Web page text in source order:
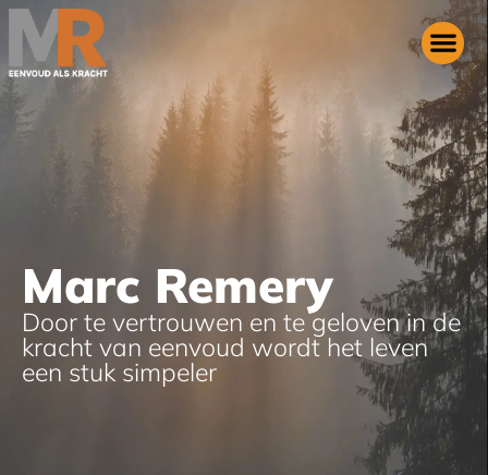
Marc Remery
Door te vertrouwen en te geloven in de
kracht van eenvoud wordt het leven
een stuk simpeler